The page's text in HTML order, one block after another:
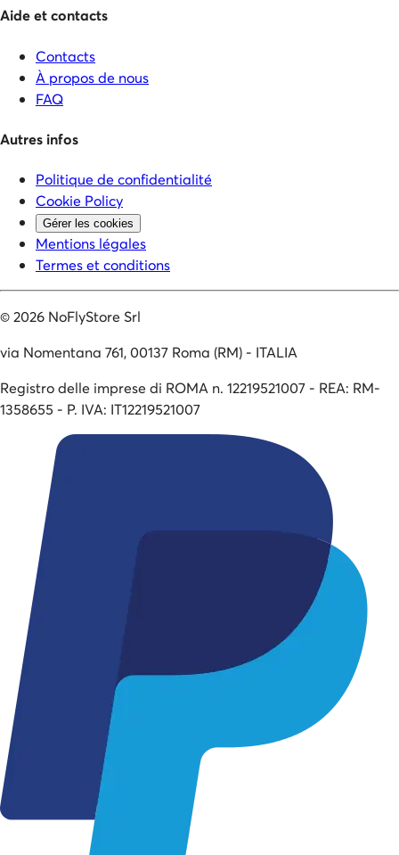
Aide et contacts
Contacts
À propos de nous
FAQ
Autres infos
Politique de confidentialité
Cookie Policy
Gérer les cookies
Mentions légales
Termes et conditions
©2026 NoFlyStore Srl
via Nomentana 761, 00137 Roma (RM) - ITALIA
Registro delle imprese di ROMA n. 12219521007 - REA: RM-
1358655 - P. IVA: IT12219521007